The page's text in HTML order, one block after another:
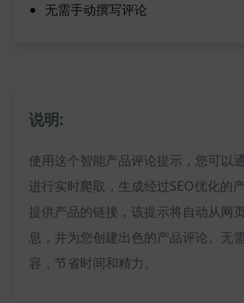
无需手动撰写评论
说明:
使用这个智能产品评论提示，您可以
进行实时爬取，生成经过SEO优化的
提供产品的链接，该提示将自动从网
息，并为您创建出色的产品评论。无
容，节省时间和精力。